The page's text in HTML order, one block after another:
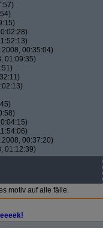
00:35:04)
01:09:35)
00:37:20)
01:12:39)
motiv auf alle fälle.